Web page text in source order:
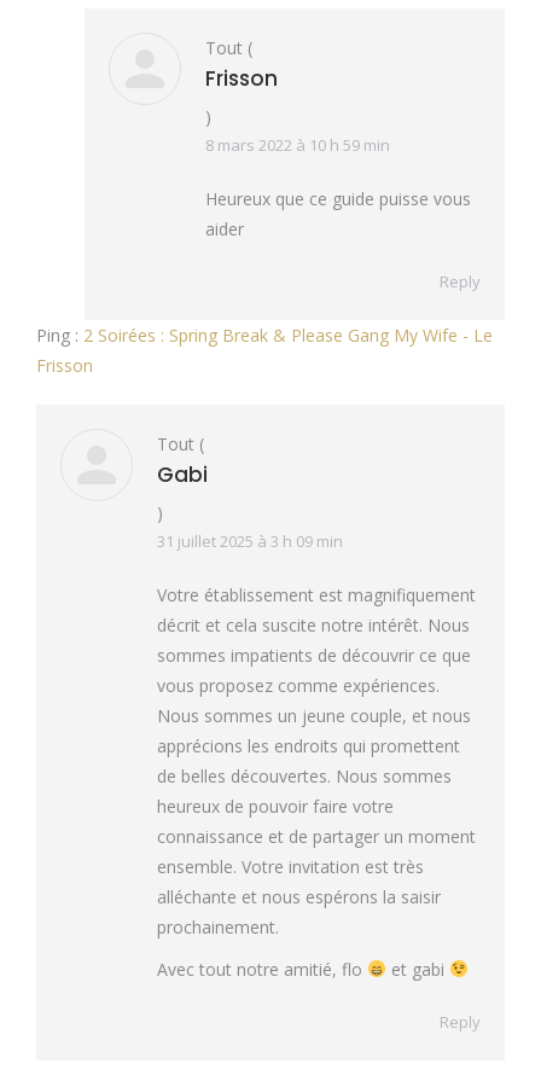
Tout (
Frisson
)
8 mars 2022 à 10 h 59 min
Heureux que ce guide puisse vous
aider
Reply
Ping : 2 Soirées : Spring Break & Please Gang My Wife - Le
Frisson
Tout (
Gabi
)
31 juillet 2025 à 3 h 09 min
Votre établissement est magnifiquement
décrit et cela suscite notre intérêt. Nous
sommes impatients de découvrir ce que
vous proposez comme expériences.
Nous sommes un jeune couple, et nous
apprécions les endroits qui promettent
de belles découvertes. Nous sommes
heureux de pouvoir faire votre
connaissance et de partager un moment
ensemble. Votre invitation est très
alléchante et nous espérons la saisir
prochainement.
Avec tout notre amitié, flo
et gabi
Reply